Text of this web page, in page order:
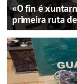
«O fin é
primeira ruta